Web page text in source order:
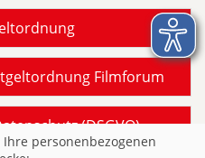
Filmforum
(DSGVO)
personenbezogenen